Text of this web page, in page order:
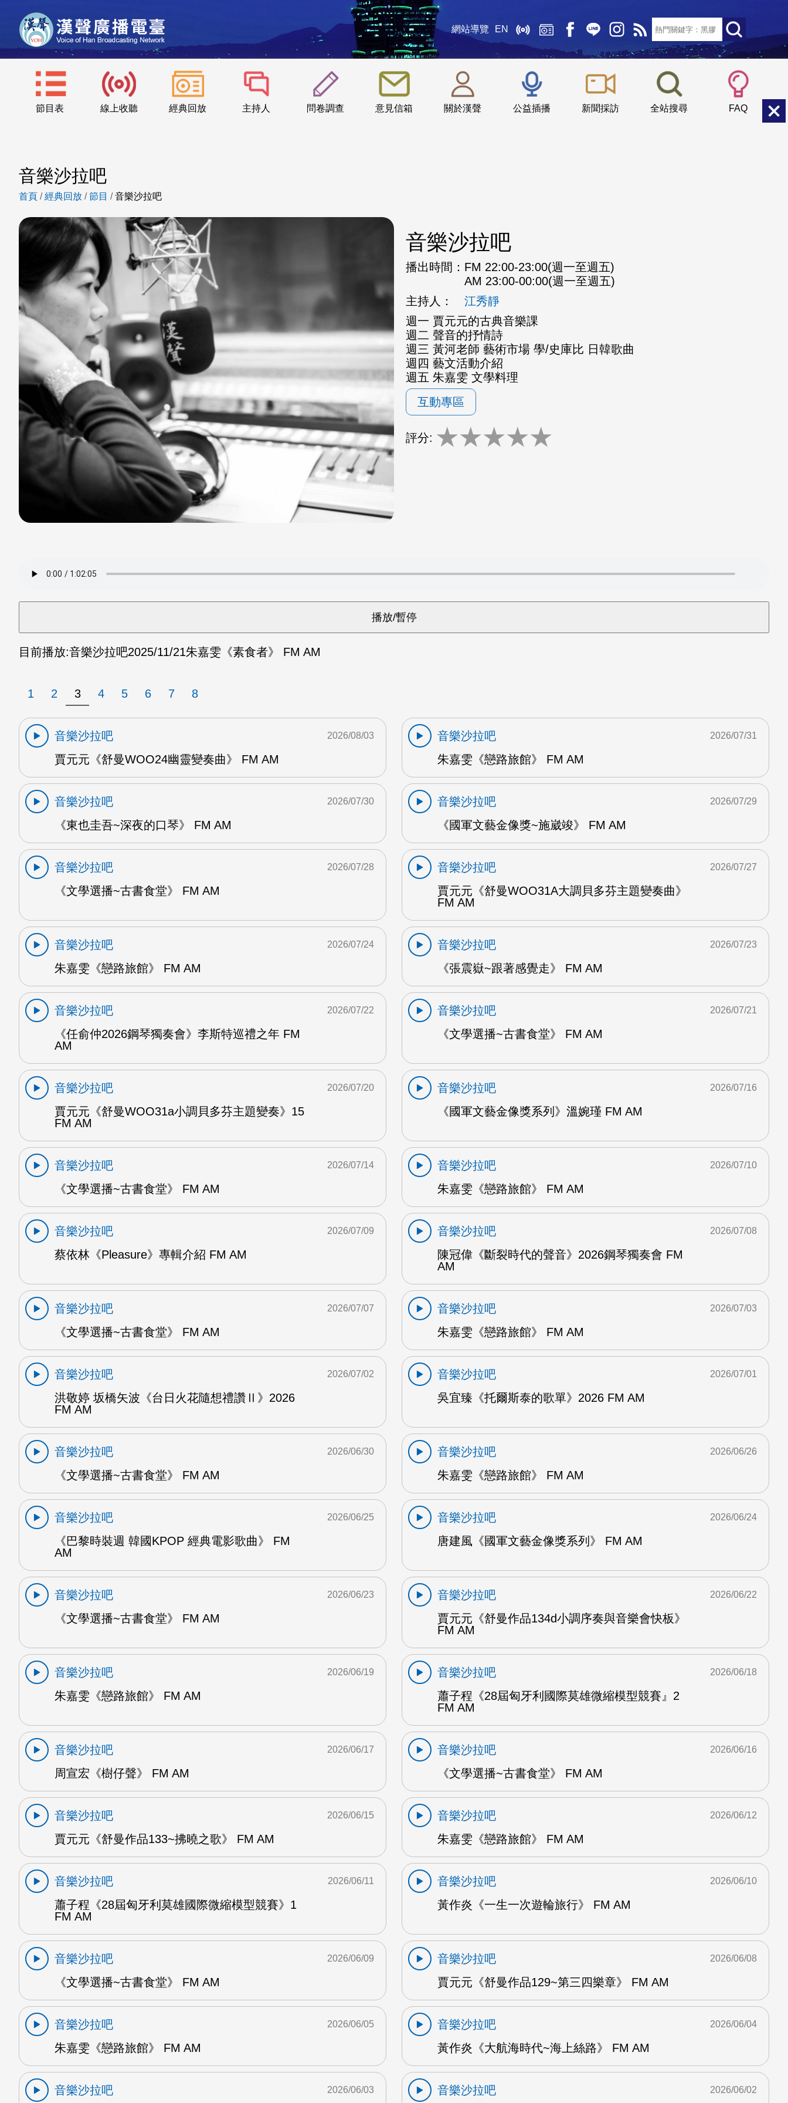
網站導覽 EN
節目表 線上收聽 經典回放 主持人 問卷調查 意見信箱 關於漢聲 公益插播 新聞採訪 全站搜尋 FAQ
::: 小 中
音樂沙拉吧
首頁 /經典回放 /節目 /音樂沙拉吧
音樂沙拉吧
播出時間： FM 22:00-23:00(週一至週五)
AM 23:00-00:00(週一至週五)
主持人：
江秀靜
週一 賈元元的古典音樂課
週二 聲音的抒情詩
週三 黃河老師 藝術市場 學/史庫比 日韓歌曲
週四 藝文活動介紹
週五 朱嘉雯 文學料理
互動專區
評分: ★★★★★
目前播放:音樂沙拉吧2025/11/21朱嘉雯《素食者》 FM AM
1 2 3 4 5 6 7 8
音樂沙拉吧
賈元元《舒曼WOO24幽靈變奏曲》 FM AM
2026/08/03
音樂沙拉吧
朱嘉雯《戀路旅館》 FM AM
2026/07/31
音樂沙拉吧
《東也圭吾~深夜的口琴》 FM AM
2026/07/30
音樂沙拉吧
《國軍文藝金像獎~施崴竣》 FM AM
2026/07/29
音樂沙拉吧
《文學選播~古書食堂》 FM AM
2026/07/28
音樂沙拉吧
賈元元《舒曼WOO31A大調貝多芬主題變奏曲》
FM AM
2026/07/27
音樂沙拉吧
朱嘉雯《戀路旅館》 FM AM
2026/07/24
音樂沙拉吧
《張震嶽~跟著感覺走》 FM AM
2026/07/23
音樂沙拉吧
《任俞仲2026鋼琴獨奏會》李斯特巡禮之年 FM
AM
2026/07/22
音樂沙拉吧
《文學選播~古書食堂》 FM AM
2026/07/21
音樂沙拉吧
賈元元《舒曼WOO31a小調貝多芬主題變奏》15
FM AM
2026/07/20
音樂沙拉吧
《國軍文藝金像獎系列》溫婉瑾 FM AM
2026/07/16
音樂沙拉吧
《文學選播~古書食堂》 FM AM
2026/07/14
音樂沙拉吧
朱嘉雯《戀路旅館》 FM AM
2026/07/10
音樂沙拉吧
蔡依林《Pleasure》專輯介紹 FM AM
2026/07/09
音樂沙拉吧
陳冠偉《斷裂時代的聲音》2026鋼琴獨奏會 FM
AM
2026/07/08
音樂沙拉吧
《文學選播~古書食堂》 FM AM
2026/07/07
音樂沙拉吧
朱嘉雯《戀路旅館》 FM AM
2026/07/03
音樂沙拉吧
洪敬婷 坂橋矢波《台日火花隨想禮讚Ⅱ》2026
FM AM
2026/07/02
音樂沙拉吧
吳宜臻《托爾斯泰的歌單》2026 FM AM
2026/07/01
音樂沙拉吧
《文學選播~古書食堂》 FM AM
2026/06/30
音樂沙拉吧
朱嘉雯《戀路旅館》 FM AM
2026/06/26
音樂沙拉吧
《巴黎時裝週 韓國KPOP 經典電影歌曲》 FM
AM
2026/06/25
音樂沙拉吧
唐建風《國軍文藝金像獎系列》 FM AM
2026/06/24
音樂沙拉吧
《文學選播~古書食堂》 FM AM
2026/06/23
音樂沙拉吧
賈元元《舒曼作品134d小調序奏與音樂會快板》
FM AM
2026/06/22
音樂沙拉吧
朱嘉雯《戀路旅館》 FM AM
2026/06/19
音樂沙拉吧
蕭子程《28屆匈牙利國際莫雄微縮模型競賽』2
FM AM
2026/06/18
音樂沙拉吧
周宣宏《樹仔聲》 FM AM
2026/06/17
音樂沙拉吧
《文學選播~古書食堂》 FM AM
2026/06/16
音樂沙拉吧
賈元元《舒曼作品133~拂曉之歌》 FM AM
2026/06/15
音樂沙拉吧
朱嘉雯《戀路旅館》 FM AM
2026/06/12
音樂沙拉吧
蕭子程《28屆匈牙利莫雄國際微縮模型競賽》1
FM AM
2026/06/11
音樂沙拉吧
黃作炎《一生一次遊輪旅行》 FM AM
2026/06/10
音樂沙拉吧
《文學選播~古書食堂》 FM AM
2026/06/09
音樂沙拉吧
賈元元《舒曼作品129~第三四樂章》 FM AM
2026/06/08
音樂沙拉吧
朱嘉雯《戀路旅館》 FM AM
2026/06/05
音樂沙拉吧
黃作炎《大航海時代~海上絲路》 FM AM
2026/06/04
音樂沙拉吧 2026/06/03 音樂沙拉吧 2026/06/02